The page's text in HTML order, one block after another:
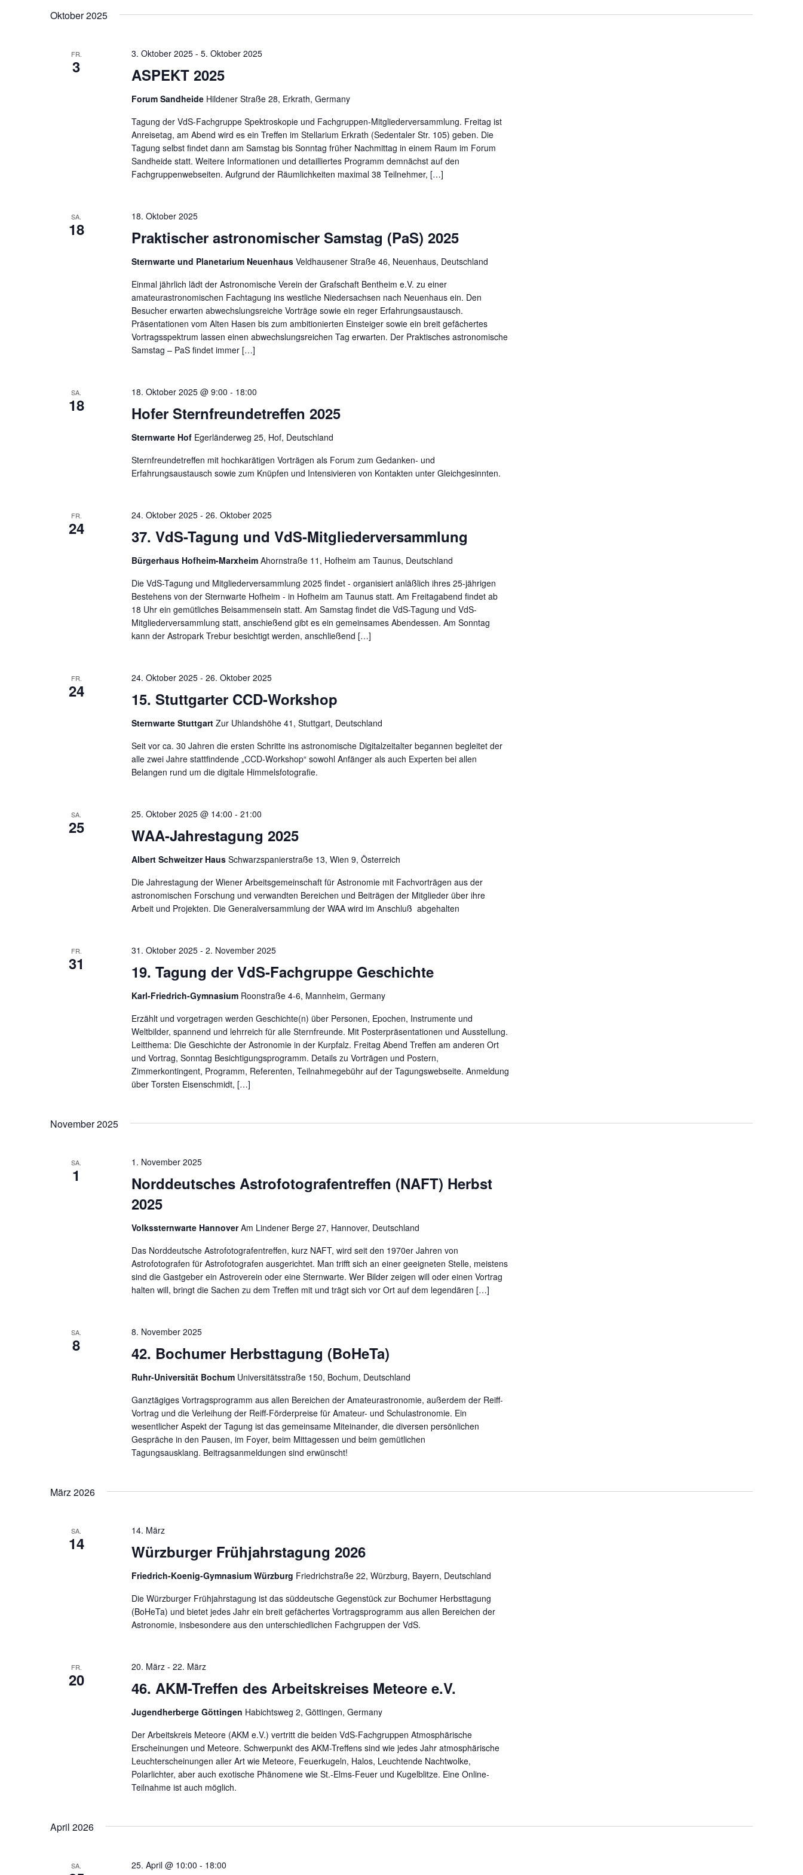
Oktober 2025
FR.
3 ASPEKT 2025
3. Oktober 2025- 5. Oktober 2025
Forum Sandheide Hildener Straße 28, Erkrath, Germany
Tagung der VdS-Fachgruppe Spektroskopie und Fachgruppen-Mitgliederversammlung. Freitag ist
Anreisetag, am Abend wird es ein Treffen im Stellarium Erkrath (Sedentaler Str. 105) geben. Die
Tagung selbst findet dann am Samstag bis Sonntag früher Nachmittag in einem Raum im Forum
Sandheide statt. Weitere Informationen und detailliertes Programm demnächst auf den
Fachgruppenwebseiten. Aufgrund der Räumlichkeiten maximal 38 Teilnehmer, […]
SA.
18 Praktischer astronomischer Samstag (PaS) 2025
18. Oktober 2025
Sternwarte und Planetarium Neuenhaus Veldhausener Straße 46, Neuenhaus, Deutschland
Einmal jährlich lädt der Astronomische Verein der Grafschaft Bentheim e.V. zu einer
amateurastronomischen Fachtagung ins westliche Niedersachsen nach Neuenhaus ein. Den
Besucher erwarten abwechslungsreiche Vorträge sowie ein reger Erfahrungsaustausch.
Präsentationen vom Alten Hasen bis zum ambitionierten Einsteiger sowie ein breit gefächertes
Vortragsspektrum lassen einen abwechslungsreichen Tag erwarten. Der Praktisches astronomische
Samstag – PaS findet immer […]
SA.
18 Hofer Sternfreundetreffen 2025
18. Oktober 2025 @ 9:00 - 18:00
Sternwarte Hof Egerländerweg 25, Hof, Deutschland
Sternfreundetreffen mit hochkarätigen Vorträgen als Forum zum Gedanken- und
Erfahrungsaustausch sowie zum Knüpfen und Intensivieren von Kontakten unter Gleichgesinnten.
FR.
24 37. VdS-Tagung und VdS-Mitgliederversammlung
24. Oktober 2025- 26. Oktober 2025
Bürgerhaus Hofheim-Marxheim Ahornstraße 11, Hofheim am Taunus, Deutschland
Die VdS-Tagung und Mitgliederversammlung 2025 findet - organisiert anläßlich ihres 25-jährigen
Bestehens von der Sternwarte Hofheim - in Hofheim am Taunus statt. Am Freitagabend findet ab
18 Uhr ein gemütliches Beisammensein statt. Am Samstag findet die VdS-Tagung und VdS-
Mitgliederversammlung statt, anschießend gibt es ein gemeinsames Abendessen. Am Sonntag
kann der Astropark Trebur besichtigt werden, anschließend […]
FR.
24 15. Stuttgarter CCD-Workshop
24. Oktober 2025- 26. Oktober 2025
Sternwarte Stuttgart Zur Uhlandshöhe 41, Stuttgart, Deutschland
Seit vor ca. 30 Jahren die ersten Schritte ins astronomische Digitalzeitalter begannen begleitet der
alle zwei Jahre stattfindende „CCD-Workshop“ sowohl Anfänger als auch Experten bei allen
Belangen rund um die digitale Himmelsfotografie.
SA.
25 WAA-Jahrestagung 2025
25. Oktober 2025 @ 14:00 - 21:00
Albert Schweitzer Haus Schwarzspanierstraße 13, Wien 9, Österreich
Die Jahrestagung der Wiener Arbeitsgemeinschaft für Astronomie mit Fachvorträgen aus der
astronomischen Forschung und verwandten Bereichen und Beiträgen der Mitglieder über ihre
Arbeit und Projekten. Die Generalversammlung der WAA wird im Anschluß abgehalten
FR.
31 19. Tagung der VdS-Fachgruppe Geschichte
31. Oktober 2025- 2. November 2025
Karl-Friedrich-Gymnasium Roonstraße 4-6, Mannheim, Germany
Erzählt und vorgetragen werden Geschichte(n) über Personen, Epochen, Instrumente und
Weltbilder, spannend und lehrreich für alle Sternfreunde. Mit Posterpräsentationen und Ausstellung.
Leitthema: Die Geschichte der Astronomie in der Kurpfalz. Freitag Abend Treffen am anderen Ort
und Vortrag, Sonntag Besichtigungsprogramm. Details zu Vorträgen und Postern,
Zimmerkontingent, Programm, Referenten, Teilnahmegebühr auf der Tagungswebseite. Anmeldung
über Torsten Eisenschmidt, […]
November 2025
SA.
1
Norddeutsches Astrofotografentreffen (NAFT) Herbst
2025
1. November 2025
Volkssternwarte HannoverAm Lindener Berge 27, Hannover, Deutschland
Das Norddeutsche Astrofotografentreffen, kurz NAFT, wird seit den 1970er Jahren von
Astrofotografen für Astrofotografen ausgerichtet. Man trifft sich an einer geeigneten Stelle, meistens
sind die Gastgeber ein Astroverein oder eine Sternwarte. Wer Bilder zeigen will oder einen Vortrag
halten will, bringt die Sachen zu dem Treffen mit und trägt sich vor Ort auf dem legendären […]
SA.
8 42. Bochumer Herbsttagung (BoHeTa)
8. November 2025
Ruhr-Universität Bochum Universitätsstraße 150, Bochum, Deutschland
Ganztägiges Vortragsprogramm aus allen Bereichen der Amateurastronomie, außerdem der Reiff-
Vortrag und die Verleihung der Reiff-Förderpreise für Amateur- und Schulastronomie. Ein
wesentlicher Aspekt der Tagung ist das gemeinsame Miteinander, die diversen persönlichen
Gespräche in den Pausen, im Foyer, beim Mittagessen und beim gemütlichen
Tagungsausklang. Beitragsanmeldungen sind erwünscht!
März 2026
SA.
14 Würzburger Frühjahrstagung 2026
14. März
Friedrich-Koenig-Gymnasium Würzburg Friedrichstraße 22, Würzburg, Bayern, Deutschland
Die Würzburger Frühjahrstagung ist das süddeutsche Gegenstück zur Bochumer Herbsttagung
(BoHeTa) und bietet jedes Jahr ein breit gefächertes Vortragsprogramm aus allen Bereichen der
Astronomie, insbesondere aus den unterschiedlichen Fachgruppen der VdS.
FR.
20 46. AKM-Treffen des Arbeitskreises Meteore e.V.
20. März- 22. März
Jugendherberge Göttingen Habichtsweg 2, Göttingen, Germany
Der Arbeitskreis Meteore (AKM e.V.) vertritt die beiden VdS-Fachgruppen Atmosphärische
Erscheinungen und Meteore. Schwerpunkt des AKM-Treffens sind wie jedes Jahr atmosphärische
Leuchterscheinungen aller Art wie Meteore, Feuerkugeln, Halos, Leuchtende Nachtwolke,
Polarlichter, aber auch exotische Phänomene wie St.-Elms-Feuer und Kugelblitze. Eine Online-
Teilnahme ist auch möglich.
April 2026
SA. 25. April @ 10:00 - 18:00